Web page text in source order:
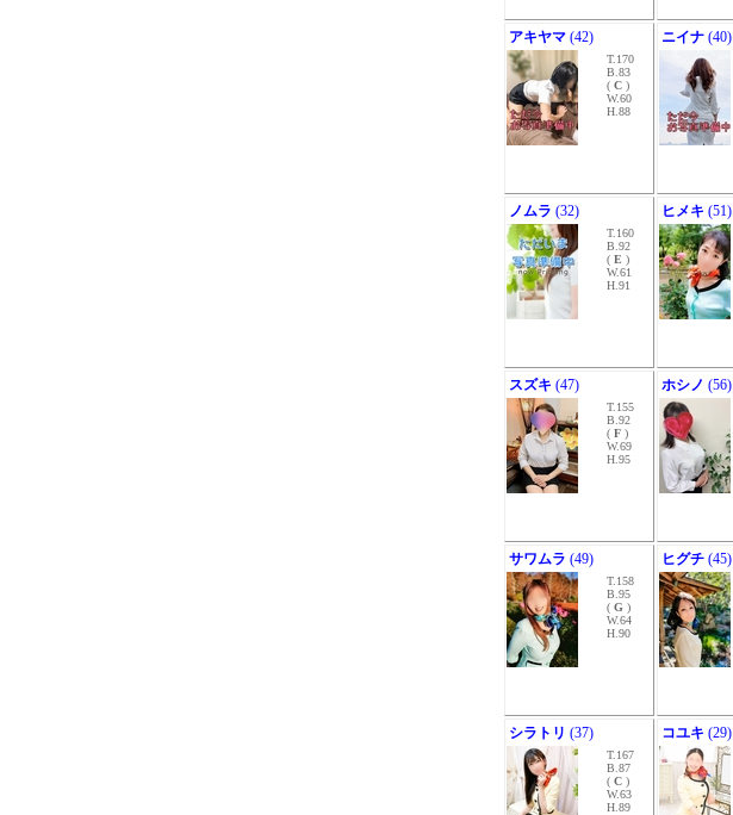
アキヤマ (42)
T.170
B.83
( C )
W.60
H.88
ニイナ (40)
ノムラ (32)
T.160
B.92
( E )
W.61
H.91
ヒメキ (51)
スズキ (47)
T.155
B.92
( F )
W.69
H.95
ホシノ (56)
サワムラ (49)
T.158
B.95
( G )
W.64
H.90
ヒグチ (45)
シラトリ (37)
T.167
B.87
( C )
W.63
H.89
コユキ (29)